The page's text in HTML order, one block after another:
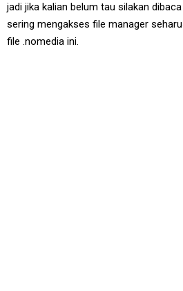
jadi jika kalian belum tau silakan
sering mengakses file manager
file .nomedia ini.